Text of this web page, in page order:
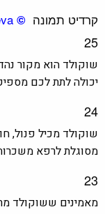
קרדיט תמונה ©
Valeria Boltneva
25
שוקולד הוא מקור
יכולה לתת לכם מספיק
24
שוקולד מכיל פנול,
מסוגלת לרפא
23
מאמינים ששוקולד